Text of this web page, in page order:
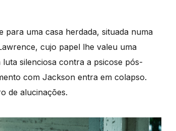
para uma casa herdada, situada numa
cujo papel lhe valeu uma
silenciosa contra a psicose pós-
com Jackson entra em colapso.
de alucinações.